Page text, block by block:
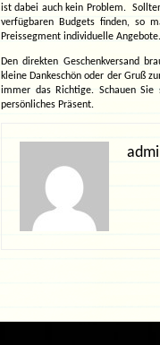
ist dabei auch kein Problem.
verfügbaren Budgets finden, so
Preissegment individuelle Angebote.
Den direkten Geschenkversand
kleine Dankeschön oder der Gruß
immer das Richtige. Schauen
persönliches Präsent.